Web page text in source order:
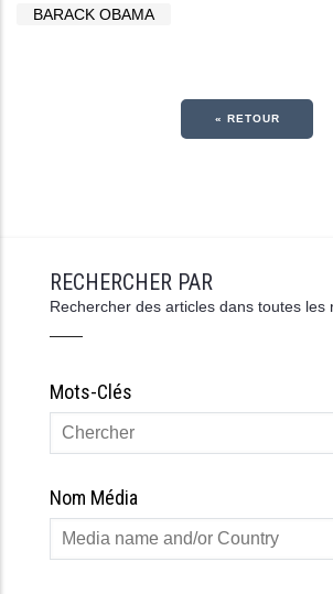
BARACK OBAMA
« RETOUR
RECHERCHER PAR
Rechercher des articles dans toutes les
Mots-Clés
Nom Média